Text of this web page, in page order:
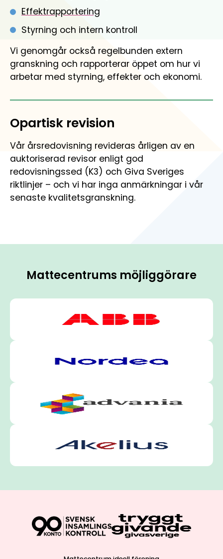
Effektrapportering
Styrning och intern kontroll
Vi genomgår också regelbunden extern
granskning och rapporterar öppet om hur vi
arbetar med styrning, effekter och ekonomi.
Opartisk revision
Vår årsredovisning revideras årligen av en
auktoriserad revisor enligt god
redovisningssed (K3) och Giva Sveriges
riktlinjer – och vi har inga anmärkningar i vår
senaste kvalitetsgranskning.
Mattecentrums möjliggörare